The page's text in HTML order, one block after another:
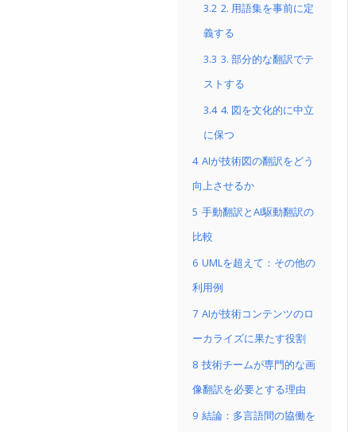
3.2 2. 用語集を事前に定
義する
3.3 3. 部分的な翻訳でテ
ストする
3.4 4. 図を文化的に中立
に保つ
4 AIが技術図の翻訳をどう
向上させるか
5 手動翻訳とAI駆動翻訳の
比較
6 UMLを超えて：その他の
利用例
7 AIが技術コンテンツのロ
ーカライズに果たす役割
8 技術チームが専門的な画
像翻訳を必要とする理由
9 結論：多言語間の協働を